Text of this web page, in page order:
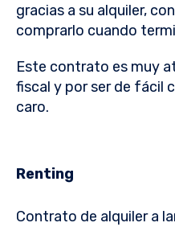
gracias a su alquiler,
comprarlo cuando
Este contrato es muy
fiscal y por ser de fácil
caro.
Renting
Contrato de alquiler a